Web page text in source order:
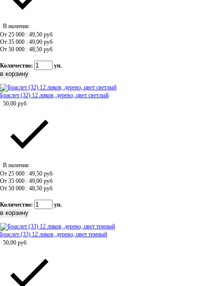
В наличии
От 25 000 : 49,50 руб
От 35 000 : 49,00 руб
От 50 000 : 48,50 руб
Количество: уп.
Браслет (32) 12 ликов, дерево, цвет светлый
50,00 руб
В наличии
От 25 000 : 49,50 руб
От 35 000 : 49,00 руб
От 50 000 : 48,50 руб
Количество: уп.
Браслет (33) 12 ликов, дерево, цвет темный
50,00 руб